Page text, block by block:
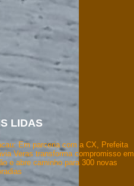
LIDAS
Em parceria com a CX, Prefeita
Veras transforma compromisso em
e abre caminho para 300 novas